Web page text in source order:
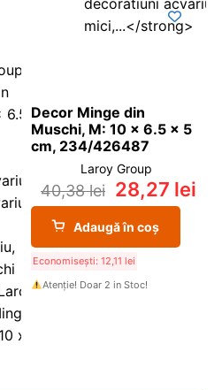
Decor Minge din
Muschi, M: 10 x 6.5 x 5
cm, 234/426487
Laroy Group
40,38lei 28,27 lei
Adaugă în coș
Economisești: 12,11 lei
Atenție! Doar 2 in Stoc!